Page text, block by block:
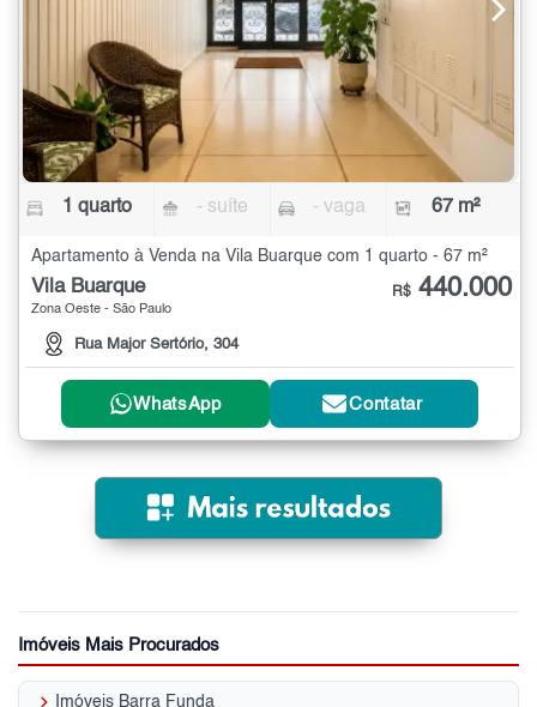
1 quarto - suíte - vaga 67 m²
Apartamento à Venda na Vila Buarque com 1 quarto - 67 m²
Vila Buarque
Zona Oeste - São Paulo
Rua Major Sertório, 304
R$ 440.000
WhatsApp Contatar
Imóveis Mais Procurados
Imóveis Barra Funda